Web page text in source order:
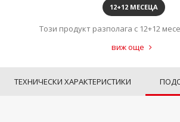
12+12 МЕСЕЦА
Този продукт разполага с 12+12
виж още
ТЕХНИЧЕСКИ ХАРАКТЕРИСТИКИ